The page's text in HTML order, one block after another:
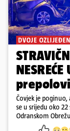
DVOJE
Čovjek je
se u srijedu oko
Odranskom
neutvrđenih